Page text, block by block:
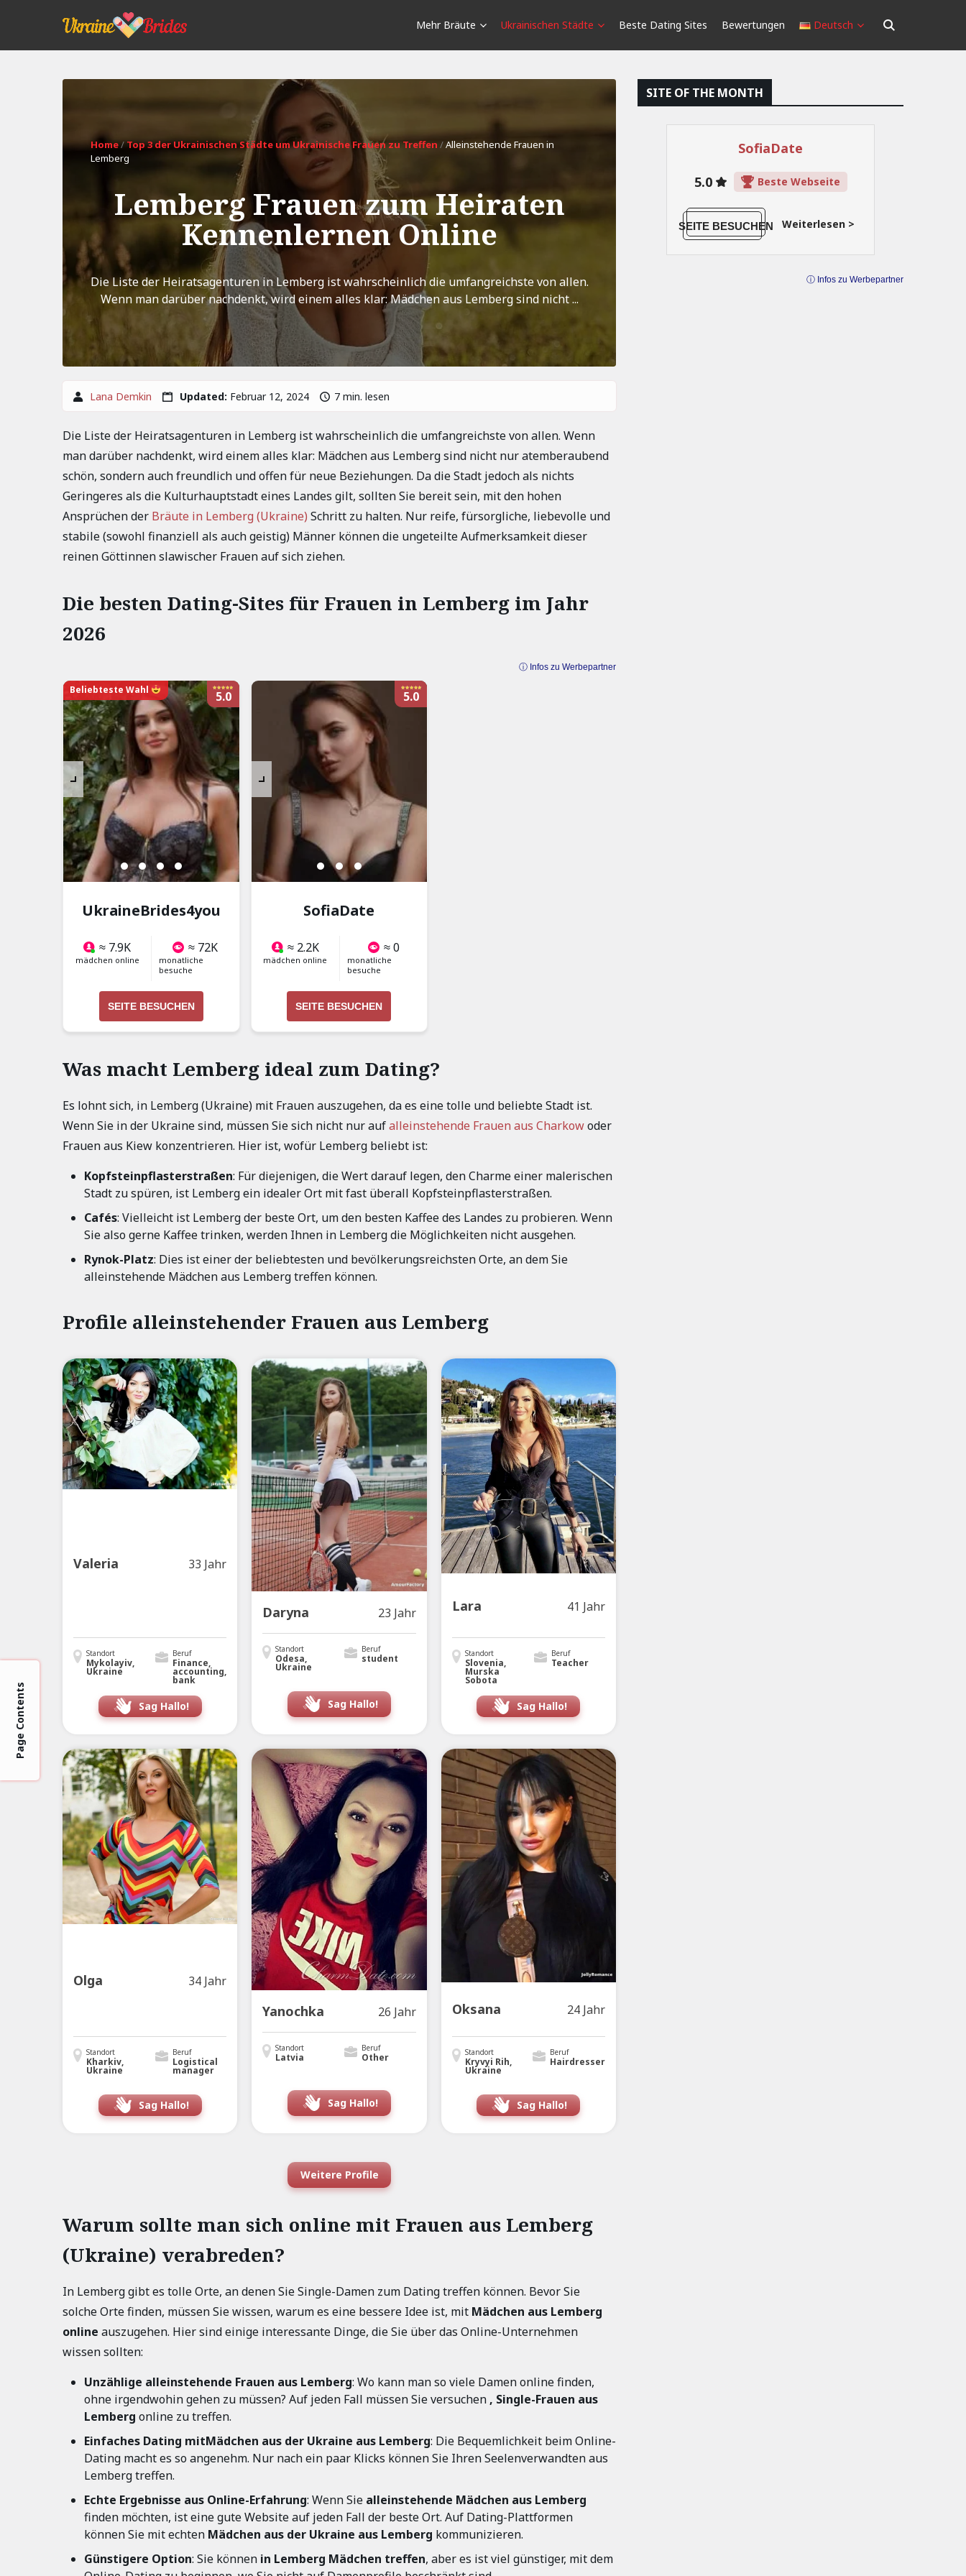
Mehr Bräute Ukrainischen Städte Beste Dating Sites Bewertungen Deutsch
Home/Top 3 der Ukrainischen Städte um Ukrainische Frauen zu Treffen /Alleinstehende Frauen in
Lemberg
Lemberg Frauen zum Heiraten
Kennenlernen Online
Die Liste der Heiratsagenturen in Lemberg ist wahrscheinlich die umfangreichste von allen.
Wenn man darüber nachdenkt, wird einem alles klar: Mädchen aus Lemberg sind nicht ...
Lana Demkin Updated: Februar 12, 2024 7 min. lesen
Die Liste der Heiratsagenturen in Lemberg ist wahrscheinlich die umfangreichste von allen. Wenn
man darüber nachdenkt, wird einem alles klar: Mädchen aus Lemberg sind nicht nur atemberaubend
schön, sondern auch freundlich und offen für neue Beziehungen. Da die Stadt jedoch als nichts
Geringeres als die Kulturhauptstadt eines Landes gilt, sollten Sie bereit sein, mit den hohen
Ansprüchen der Bräute in Lemberg (Ukraine) Schritt zu halten. Nur reife, fürsorgliche, liebevolle und
stabile (sowohl finanziell als auch geistig) Männer können die ungeteilte Aufmerksamkeit dieser
reinen Göttinnen slawischer Frauen auf sich ziehen.
Die besten Dating-Sites für Frauen in Lemberg im Jahr
2026
ⓘ Infos zu Werbepartner
5.0
Beliebteste Wahl
UkraineBrides4you
≈ 7.9K
mädchen online
≈ 72K
monatliche
besuche
SEITE BESUCHEN
5.0
SofiaDate
≈ 2.2K
mädchen online
≈ 0
monatliche
besuche
SEITE BESUCHEN
Was macht Lemberg ideal zum Dating?
Es lohnt sich, in Lemberg (Ukraine) mit Frauen auszugehen, da es eine tolle und beliebte Stadt ist.
Wenn Sie in der Ukraine sind, müssen Sie sich nicht nur aufalleinstehende Frauen aus Charkowoder
Frauen aus Kiew konzentrieren. Hier ist, wofür Lemberg beliebt ist:
Kopfsteinpflasterstraßen: Für diejenigen, die Wert darauf legen, den Charme einer malerischen
Stadt zu spüren, ist Lemberg ein idealer Ort mit fast überall Kopfsteinpflasterstraßen.
Cafés: Vielleicht ist Lemberg der beste Ort, um den besten Kaffee des Landes zu probieren. Wenn
Sie also gerne Kaffee trinken, werden Ihnen in Lemberg die Möglichkeiten nicht ausgehen.
Rynok-Platz: Dies ist einer der beliebtesten und bevölkerungsreichsten Orte, an dem Sie
alleinstehende Mädchen aus Lemberg treffen können.
Profile alleinstehender Frauen aus Lemberg
Valeria 33 Jahr
Standort
Mykolayiv,
Ukraine
Beruf
Finance,
accounting,
bank
Sag Hallo!
Daryna 23 Jahr
Standort
Odesa,
Ukraine
Beruf
student
Sag Hallo!
Lara 41 Jahr
Standort
Slovenia,
Murska
Sobota
Beruf
Teacher
Sag Hallo!
Olga 34 Jahr
Standort
Kharkiv,
Ukraine
Beruf
Logistical
manager
Sag Hallo!
Yanochka 26 Jahr
Standort
Latvia
Beruf
Other
Sag Hallo!
Oksana 24 Jahr
Standort
Kryvyi Rih,
Ukraine
Beruf
Hairdresser
Sag Hallo!
Weitere Profile
Warum sollte man sich online mit Frauen aus Lemberg
(Ukraine) verabreden?
In Lemberg gibt es tolle Orte, an denen Sie Single-Damen zum Dating treffen können. Bevor Sie
solche Orte finden, müssen Sie wissen, warum es eine bessere Idee ist, mit Mädchen aus Lemberg
online auszugehen. Hier sind einige interessante Dinge, die Sie über das Online-Unternehmen
wissen sollten:
Unzählige alleinstehende Frauen aus Lemberg: Wo kann man so viele Damen online finden,
ohne irgendwohin gehen zu müssen? Auf jeden Fall müssen Sie versuchen , Single-Frauen aus
Lemberg online zu treffen.
Einfaches Dating mitMädchen aus der Ukraine aus Lemberg: Die Bequemlichkeit beim Online-
Dating macht es so angenehm. Nur nach ein paar Klicks können Sie Ihren Seelenverwandten aus
Lemberg treffen.
Echte Ergebnisse aus Online-Erfahrung: Wenn Sie alleinstehende Mädchen aus Lemberg
finden möchten, ist eine gute Website auf jeden Fall der beste Ort. Auf Dating-Plattformen
können Sie mit echten Mädchen aus der Ukraine aus Lemberg kommunizieren.
Günstigere Option: Sie können in Lemberg Mädchen treffen, aber es ist viel günstiger, mit dem
SITE OF THE MONTH
SofiaDate
5.0
Beste Webseite
SEITE BESUCHEN Weiterlesen >
ⓘ Infos zu Werbepartner
Page Contents